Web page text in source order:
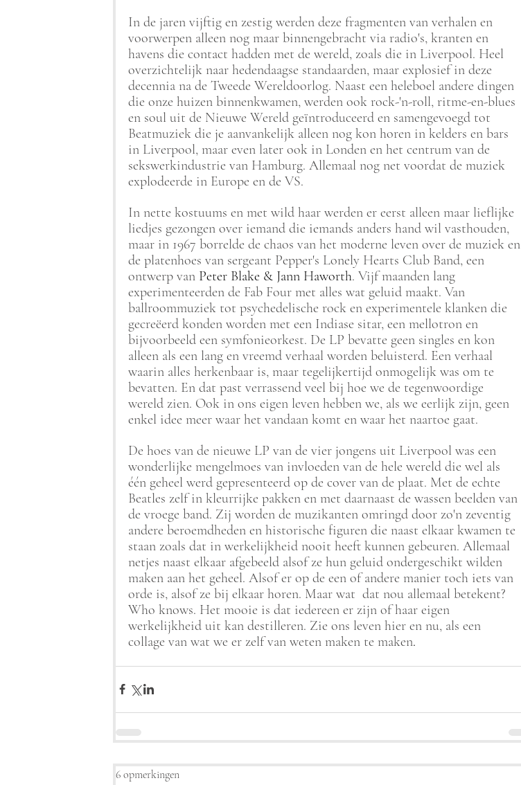
In de jaren vijftig en zestig werden deze fragmenten van verhalen en
voorwerpen alleen nog maar binnengebracht via radio's, kranten en
havens die contact hadden met de wereld, zoals die in Liverpool. Heel
overzichtelijk naar hedendaagse standaarden, maar explosief in deze
decennia na de Tweede Wereldoorlog. Naast een heleboel andere dingen
die onze huizen binnenkwamen, werden ook rock-'n-roll, ritme-en-blues
en soul uit de Nieuwe Wereld geïntroduceerd en samengevoegd tot
Beatmuziek die je aanvankelijk alleen nog kon horen in kelders en bars
in Liverpool, maar even later ook in Londen en het centrum van de
sekswerkindustrie van Hamburg. Allemaal nog net voordat de muziek
explodeerde in Europe en de VS.
In nette kostuums en met wild haar werden er eerst alleen maar lieflijke
liedjes gezongen over iemand die iemands anders hand wil vasthouden,
maar in 1967 borrelde de chaos van het moderne leven over de muziek en
de platenhoes van sergeant Pepper's Lonely Hearts Club Band, een
ontwerp van Peter Blake & Jann Haworth. Vijf maanden lang
experimenteerden de Fab Four met alles wat geluid maakt. Van
ballroommuziek tot psychedelische rock en experimentele klanken die
gecreëerd konden worden met een Indiase sitar, een mellotron en
bijvoorbeeld een symfonieorkest. De LP bevatte geen singles en kon
alleen als een lang en vreemd verhaal worden beluisterd. Een verhaal
waarin alles herkenbaar is, maar tegelijkertijd onmogelijk was om te
bevatten. En dat past verrassend veel bij hoe we de tegenwoordige
wereld zien. Ook in ons eigen leven hebben we, als we eerlijk zijn, geen
enkel idee meer waar het vandaan komt en waar het naartoe gaat.
De hoes van de nieuwe LP van de vier jongens uit Liverpool was een
wonderlijke mengelmoes van invloeden van de hele wereld die wel als
één geheel werd gepresenteerd op de cover van de plaat. Met de echte
Beatles zelf in kleurrijke pakken en met daarnaast de wassen beelden van
de vroege band. Zij worden de muzikanten omringd door zo'n zeventig
andere beroemdheden en historische figuren die naast elkaar kwamen te
staan zoals dat in werkelijkheid nooit heeft kunnen gebeuren. Allemaal
netjes naast elkaar afgebeeld alsof ze hun geluid ondergeschikt wilden
maken aan het geheel. Alsof er op de een of andere manier toch iets van
orde is, alsof ze bij elkaar horen. Maar wat  dat nou allemaal betekent?
Who knows. Het mooie is dat iedereen er zijn of haar eigen
werkelijkheid uit kan destilleren. Zie ons leven hier en nu, als een
collage van wat we er zelf van weten maken te maken.
6 opmerkingen